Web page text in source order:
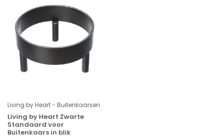
Living by Heart - Buitenkaarsen
Living by Heart Zwarte
Standaard voor
Buitenkaars in blik